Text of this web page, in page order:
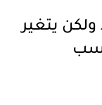
ولكن يتغير